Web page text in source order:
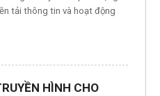
tải thông tin và hoạt động
HÌNH CHO